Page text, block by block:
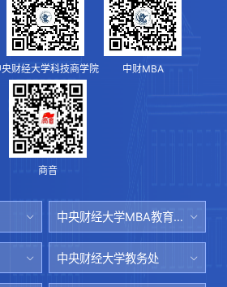
央财经大学科技商学院 中财MBA
商音
中央财经大学MBA教育中心
中央财经大学教务处